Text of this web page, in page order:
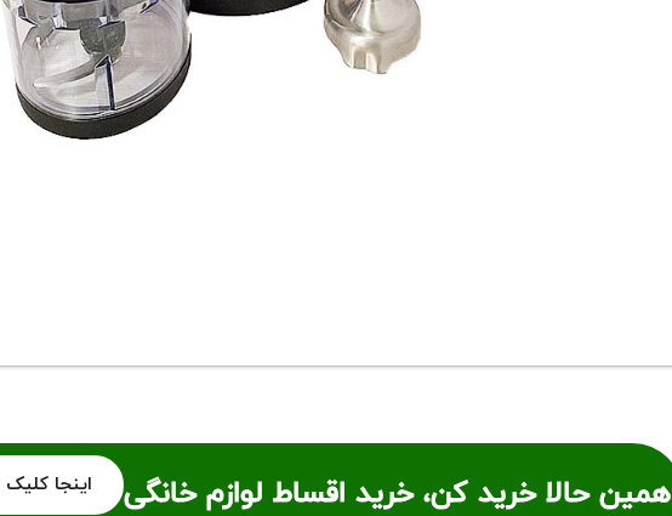
همین حالا خرید کن، خرید اقساط لوازم خانگی اینجا کلیک